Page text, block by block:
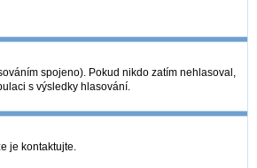
spojeno). Pokud nikdo zatím nehlasoval,
s výsledky hlasování.
je kontaktujte.